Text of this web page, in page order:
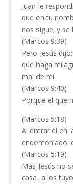
Juan le
que en tu
nos sigue; y
(Marcos 9:39)
Pero Jesús
que haga
mal de mí.
(Marcos 9:40)
Porque el que
(Marcos 5:18)
Al entrar él en
endemoniado
(Marcos 5:19)
Mas Jesús no
casa, a los